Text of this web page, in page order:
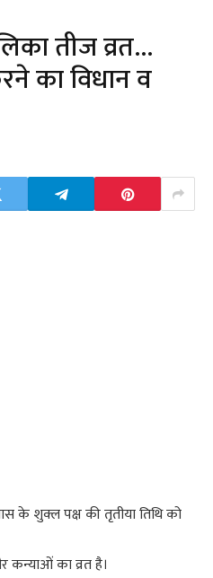
तीज व्रत…
का विधान व
के शुक्ल पक्ष की तृतीया तिथि को
कन्याओं का व्रत है।